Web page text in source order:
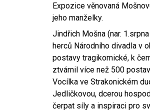
Expozice věnovaná
jeho manželky.
Jindřich Mošna (nar.
herců Národního divadla v
postavy tragikomické, k
ztvárnil více než 500
Vocílka ve Strakonickém
Jedličkovou, dcerou
čerpat síly a inspiraci pro